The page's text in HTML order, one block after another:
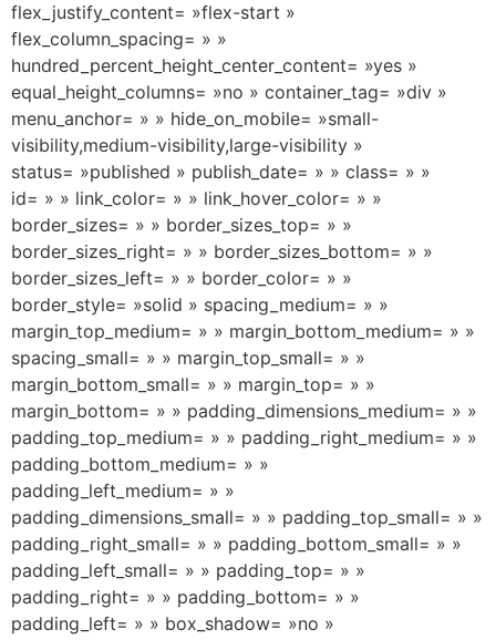
flex_justify_content= »flex-start »
flex_column_spacing= » »
hundred_percent_height_center_content= »yes »
equal_height_columns= »no » container_tag= »div »
menu_anchor= » » hide_on_mobile= »small-
visibility,medium-visibility,large-visibility »
status= »published » publish_date= » » class= » »
id= » » link_color= » » link_hover_color= » »
border_sizes= » » border_sizes_top= » »
border_sizes_right= » » border_sizes_bottom= » »
border_sizes_left= » » border_color= » »
border_style= »solid » spacing_medium= » »
margin_top_medium= » » margin_bottom_medium= » »
spacing_small= » » margin_top_small= » »
margin_bottom_small= » » margin_top= » »
margin_bottom= » » padding_dimensions_medium= » »
padding_top_medium= » » padding_right_medium= » »
padding_bottom_medium= » »
padding_left_medium= » »
padding_dimensions_small= » » padding_top_small= » »
padding_right_small= » » padding_bottom_small= » »
padding_left_small= » » padding_top= » »
padding_right= » » padding_bottom= » »
padding_left= » » box_shadow= »no »